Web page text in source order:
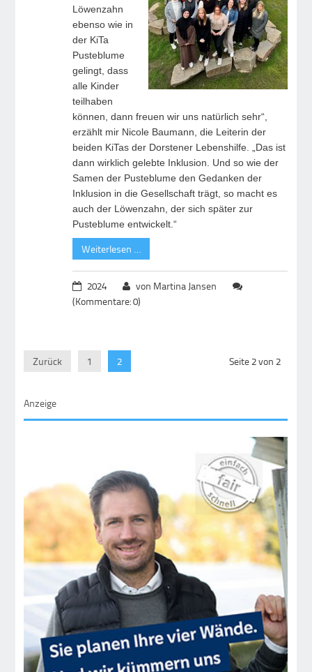
Löwenzahn
ebenso wie in
der KiTa
Pusteblume
gelingt, dass
alle Kinder
teilhaben
können, dann freuen wir uns natürlich sehr“,
erzählt mir Nicole Baumann, die Leiterin der
beiden KiTas der Dorstener Lebenshilfe. „Das ist
dann wirklich gelebte Inklusion. Und so wie der
Samen der Pusteblume den Gedanken der
Inklusion in die Gesellschaft trägt, so macht es
auch der Löwenzahn, der sich später zur
Pusteblume entwickelt.“
Weiterlesen …
2024
von Martina Jansen
(Kommentare: 0)
Seite 2 von 2
Zurück 1 2
Anzeige